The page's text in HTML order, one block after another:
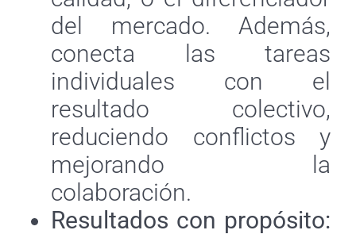
del mercado. Además,
conecta las tareas
individuales con el
resultado colectivo,
reduciendo conflictos y
mejorando la
colaboración.
Resultados con propósito: